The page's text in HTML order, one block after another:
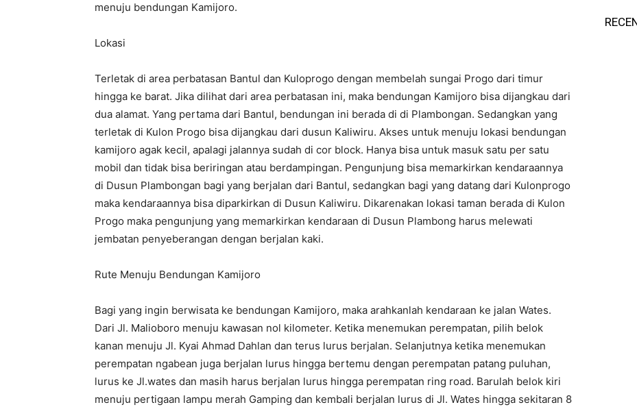
menuju bendungan Kamijoro.
Lokasi
Terletak di area perbatasan Bantul dan Kuloprogo dengan membelah sungai Progo dari timur
hingga ke barat. Jika dilihat dari area perbatasan ini, maka bendungan Kamijoro bisa dijangkau dari
dua alamat. Yang pertama dari Bantul, bendungan ini berada di di Plambongan. Sedangkan yang
terletak di Kulon Progo bisa dijangkau dari dusun Kaliwiru. Akses untuk menuju lokasi bendungan
kamijoro agak kecil, apalagi jalannya sudah di cor block. Hanya bisa untuk masuk satu per satu
mobil dan tidak bisa beriringan atau berdampingan. Pengunjung bisa memarkirkan kendaraannya
di Dusun Plambongan bagi yang berjalan dari Bantul, sedangkan bagi yang datang dari Kulonprogo
maka kendaraannya bisa diparkirkan di Dusun Kaliwiru. Dikarenakan lokasi taman berada di Kulon
Progo maka pengunjung yang memarkirkan kendaraan di Dusun Plambong harus melewati
jembatan penyeberangan dengan berjalan kaki.
Rute Menuju Bendungan Kamijoro
Bagi yang ingin berwisata ke bendungan Kamijoro, maka arahkanlah kendaraan ke jalan Wates.
Dari Jl. Malioboro menuju kawasan nol kilometer. Ketika menemukan perempatan, pilih belok
kanan menuju Jl. Kyai Ahmad Dahlan dan terus lurus berjalan. Selanjutnya ketika menemukan
perempatan ngabean juga berjalan lurus hingga bertemu dengan perempatan patang puluhan,
lurus ke Jl.wates dan masih harus berjalan lurus hingga perempatan ring road. Barulah belok kiri
menuju pertigaan lampu merah Gamping dan kembali berjalan lurus di Jl. Wates hingga sekitaran 8